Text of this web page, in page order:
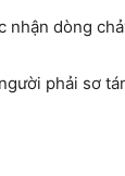
nhận dòng
phải sơ